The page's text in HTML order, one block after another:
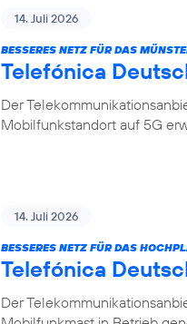
14. Juli 2026
BESSERES NETZ FÜR DAS
Telefónica
Der
Mobilfunkstandort auf 5G
14. Juli 2026
BESSERES NETZ FÜR DAS
Telefónica
Der